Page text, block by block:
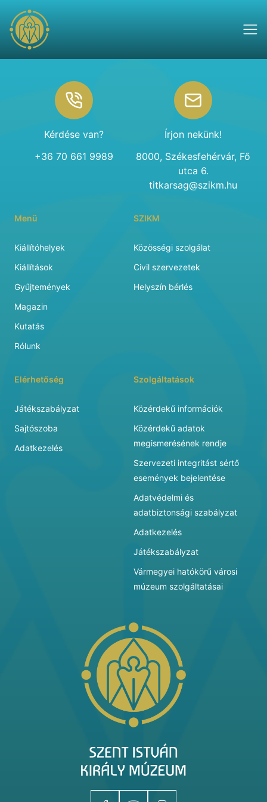
Kérdése van?
+36 70 661 9989
Írjon nekünk!
8000, Székesfehérvár, Fő
utca 6.
titkarsag@szikm.hu
Menü
Kiállítóhelyek
Kiállítások
Gyűjtemények
Magazin
Kutatás
Rólunk
SZIKM
Közösségi szolgálat
Civil szervezetek
Helyszín bérlés
Elérhetőség
Játékszabályzat
Sajtószoba
Adatkezelés
Szolgáltatások
Közérdekű információk
Közérdekű adatok
megismerésének rendje
Szervezeti integritást sértő
események bejelentése
Adatvédelmi és
adatbiztonsági szabályzat
Adatkezelés
Játékszabályzat
Vármegyei hatókörű városi
múzeum szolgáltatásai